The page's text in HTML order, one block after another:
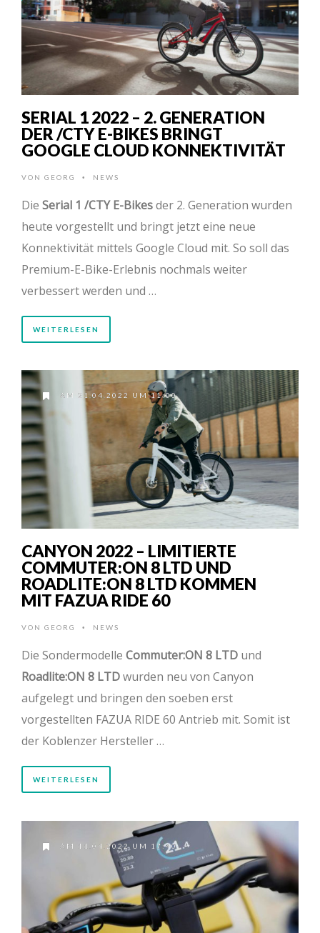
SERIAL 1 2022 – 2. GENERATION
DER /CTY E-BIKES BRINGT
GOOGLE CLOUD KONNEKTIVITÄT
VON GEORG • NEWS
Die Serial 1 /CTY E-Bikesder 2. Generation wurden
heute vorgestellt und bringt jetzt eine neue
Konnektivität mittels Google Cloud mit. So soll das
Premium-E-Bike-Erlebnis nochmals weiter
verbessert werden und …
WEITERLESEN
AM 21.04.2022 UM 11:00
CANYON 2022 – LIMITIERTE
COMMUTER:ON 8 LTD UND
ROADLITE:ON 8 LTD KOMMEN
MIT FAZUA RIDE 60
VON GEORG • NEWS
Die Sondermodelle Commuter:ON 8 LTD und
Roadlite:ON 8 LTDwurden neu von Canyon
aufgelegt und bringen den soeben erst
vorgestellten FAZUA RIDE 60 Antrieb mit. Somit ist
der Koblenzer Hersteller …
WEITERLESEN
AM 11.04.2022 UM 17:40